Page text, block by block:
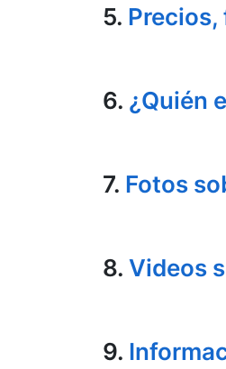
5.
6. ¿Quién
7. Fotos
8. Videos
9.